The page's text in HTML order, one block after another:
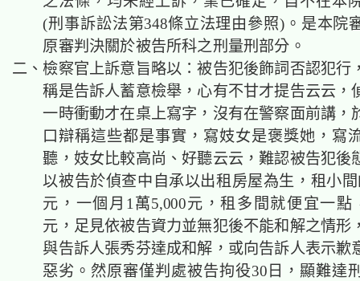
(刑事訴訟法第348條立法理由參照)。是本院
原審判決關於被告所科之刑量刑部分。
二、檢察官上訴意旨略以：被告犯後飾詞否認犯行
稱是告訴人蓄意檢舉，心有不甘才提告云云，
一時衝動才在桌上寫字，沒有在警察面前講，
口辯稱這些都是事實，寫妓女是褒獎她，寫
聽，妓女比較高尚、好聽云云，難認被告犯後
以被告於偵查中自承以出租房屋為生，租小
元，一個月1萬5,000元，租多間就便宜一點
元，足見依被告資力並無犯後不能和解之情形
與告訴人張秀芬達成和解，或向告訴人表示歉
惡劣。然原審僅判處被告拘役30日，顯難達